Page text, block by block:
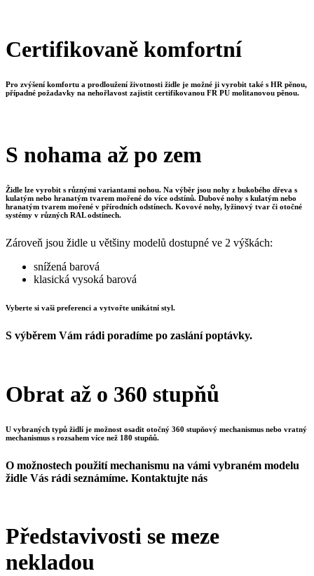
Certifikovaně komfortní
Pro zvýšení komfortu a prodloužení životnosti židle je možné ji vyrobit také s HR pěnou,
případné požadavky na nehořlavost zajistit certifikovanou FR PU molitanovou pěnou.
S nohama až po zem
Židle lze vyrobit s různými variantami nohou. Na výběr jsou nohy z bukobého dřeva s
kulatým nebo hranatým tvarem mořené do více odstínů. Dubové nohy s kulatým nebo
hranatým tvarem mořené v přírodních odstínech. Kovové nohy, lyžinový tvar či otočné
systémy v různých RAL odstínech.
Zároveň jsou židle u většiny modelů dostupné ve 2 výškách:
snížená barová
klasická vysoká barová
Vyberte si vaši preferenci a vytvořte unikátní styl.
S výběrem Vám rádi poradíme po zaslání poptávky.
Obrat až o 360 stupňů
U vybraných typů židlí je možnost osadit otočný 360 stupňový mechanismus nebo vratný
mechanismus s rozsahem více než 180 stupňů.
O možnostech použití mechanismu na vámi vybraném modelu
židle Vás rádi seznámíme. Kontaktujte nás
Představivosti se meze
nekladou